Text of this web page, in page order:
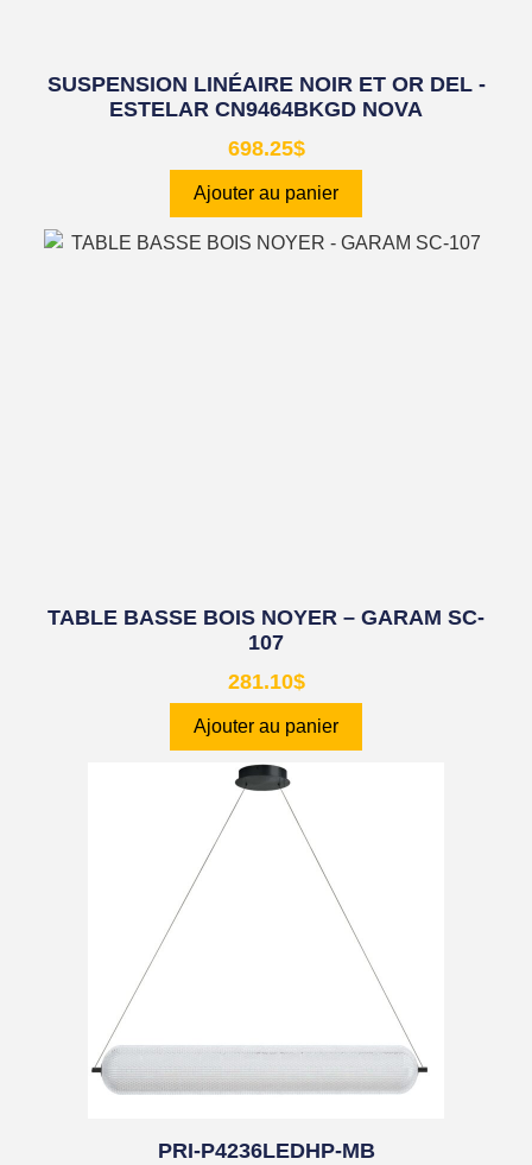
SUSPENSION LINÉAIRE NOIR ET OR DEL -
ESTELAR CN9464BKGD NOVA
698.25$
Ajouter au panier
TABLE BASSE BOIS NOYER – GARAM SC-
107
281.10$
Ajouter au panier
PRI-P4236LEDHP-MB